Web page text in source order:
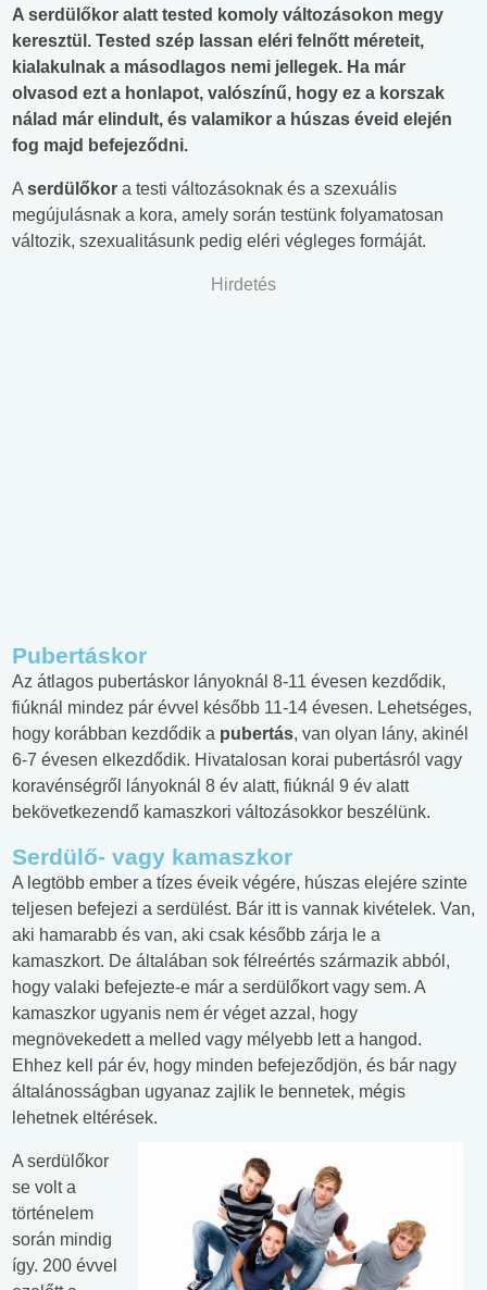
A serdülőkor alatt tested komoly változásokon megy
keresztül. Tested szép lassan eléri felnőtt méreteit,
kialakulnak a másodlagos nemi jellegek. Ha már
olvasod ezt a honlapot, valószínű, hogy ez a korszak
nálad már elindult, és valamikor a húszas éveid elején
fog majd befejeződni.
A serdülőkor a testi változásoknak és a szexuális
megújulásnak a kora, amely során testünk folyamatosan
változik, szexualitásunk pedig eléri végleges formáját.
Hirdetés
Pubertáskor
Az átlagos pubertáskor lányoknál 8-11 évesen kezdődik,
fiúknál mindez pár évvel később 11-14 évesen. Lehetséges,
hogy korábban kezdődik a pubertás, van olyan lány, akinél
6-7 évesen elkezdődik. Hivatalosan korai pubertásról vagy
koravénségről lányoknál 8 év alatt, fiúknál 9 év alatt
bekövetkezendő kamaszkori változásokkor beszélünk.
Serdülő- vagy kamaszkor
A legtöbb ember a tízes éveik végére, húszas elejére szinte
teljesen befejezi a serdülést. Bár itt is vannak kivételek. Van,
aki hamarabb és van, aki csak később zárja le a
kamaszkort. De általában sok félreértés származik abból,
hogy valaki befejezte-e már a serdülőkort vagy sem. A
kamaszkor ugyanis nem ér véget azzal, hogy
megnövekedett a melled vagy mélyebb lett a hangod.
Ehhez kell pár év, hogy minden befejeződjön, és bár nagy
általánosságban ugyanaz zajlik le bennetek, mégis
lehetnek eltérések.
A serdülőkor
se volt a
történelem
során mindig
így. 200 évvel